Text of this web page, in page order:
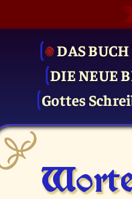
DAS
DIE NEUE
Gottes